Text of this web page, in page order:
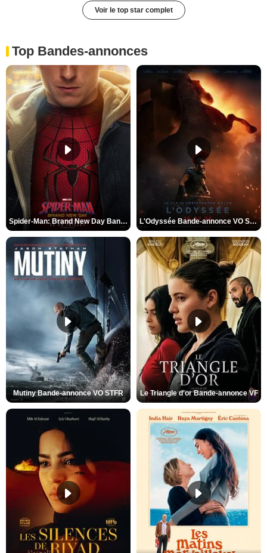
Voir le top star complet
Top Bandes-annonces
Spider-Man: Brand New Day Bande-annonce VO STFR L'Odyssée Bande-annonce VO STFR
Mutiny Bande-annonce VO STFR Le Triangle d'or Bande-annonce VF